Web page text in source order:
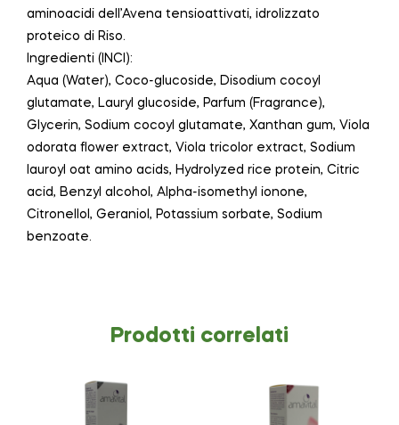
aminoacidi dell’Avena tensioattivati, idrolizzato
proteico di Riso.
Ingredienti (INCI):
Aqua (Water), Coco-glucoside, Disodium cocoyl
glutamate, Lauryl glucoside, Parfum (Fragrance),
Glycerin, Sodium cocoyl glutamate, Xanthan gum, Viola
odorata flower extract, Viola tricolor extract, Sodium
lauroyl oat amino acids, Hydrolyzed rice protein, Citric
acid, Benzyl alcohol, Alpha-isomethyl ionone,
Citronellol, Geraniol, Potassium sorbate, Sodium
benzoate.
Prodotti correlati